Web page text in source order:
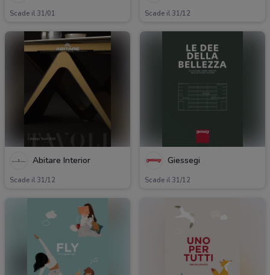
Scade il 31/01 Scade il 31/12
Abitare Interior
Scade il 31/12
Giessegi
Scade il 31/12